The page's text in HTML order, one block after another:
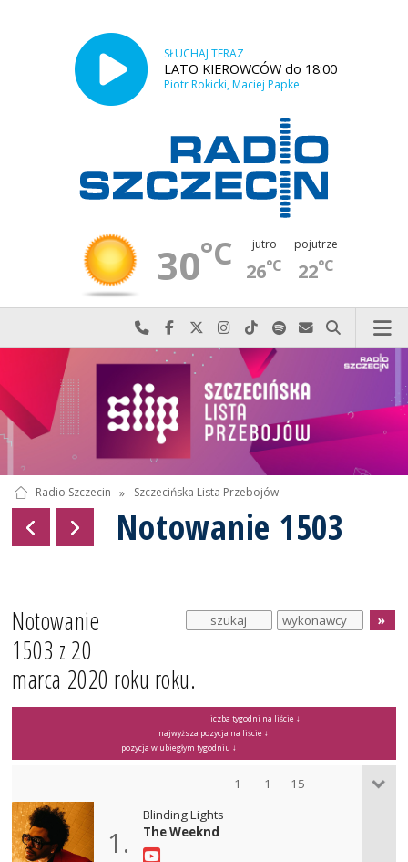
SŁUCHAJ TERAZ
LATO KIEROWCÓW do 18:00
Piotr Rokicki, Maciej Papke
30°C jutro
26°C
pojutrze
22°C
Najlepiej po prostu do nas zadzwoń
Odwiedź nas na Facebook-u
Odwiedź nas na X
Odwiedź nas na Instagram-ie
Odwiedź nas na TikTok-u
Szukaj nas na Spotify
Wyślij do nas
Szukaj
Radio Szczecin » Szczecińska Lista Przebojów
Notowanie 1503
Notowanie
1503 z 20
marca 2020 roku roku.
liczba tygodni na liście ↓
najwyższa pozycja na liście ↓
pozycja w ubiegłym tygodniu ↓
1 1 15
1.
Blinding Lights
The Weeknd